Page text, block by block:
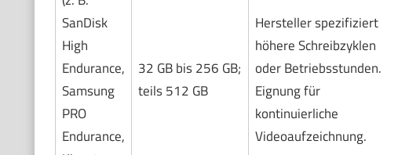
SanDisk
High
Endurance,
Samsung
PRO
Endurance,
32 GB bis 256 GB;
teils 512 GB
Hersteller spezifiziert
höhere Schreibzyklen
oder Betriebsstunden.
Eignung für
kontinuierliche
Videoaufzeichnung.